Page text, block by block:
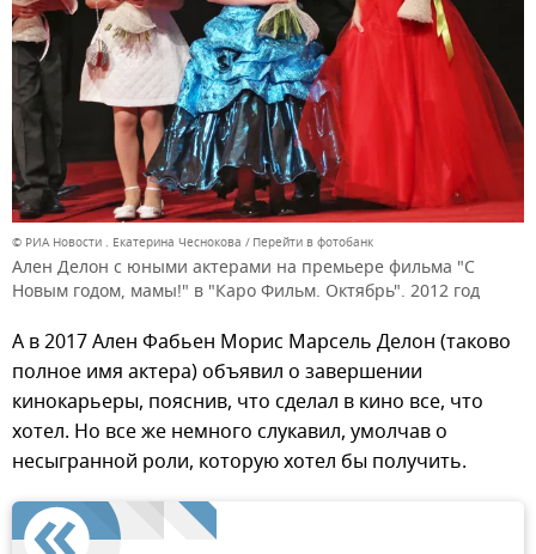
© РИА Новости . Екатерина Чеснокова Перейти в фотобанк
Ален Делон с юными актерами на премьере фильма "С
Новым годом, мамы!" в "Каро Фильм. Октябрь". 2012 год
А в 2017 Ален Фабьен Морис Марсель Делон (таково
полное имя актера) объявил о завершении
кинокарьеры, пояснив, что сделал в кино все, что
хотел. Но все же немного слукавил, умолчав о
несыгранной роли, которую хотел бы получить.